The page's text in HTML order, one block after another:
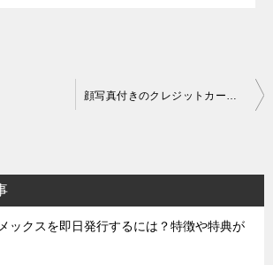
顔写真付きのクレジットカードで即日発行できるものはある？
ックスを即日発行するには？特徴や特典が